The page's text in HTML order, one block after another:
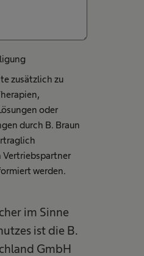
zusätzlich zu
oder
durch B. Braun
Vertriebspartner
werden.
im Sinne
ist die B.
GmbH